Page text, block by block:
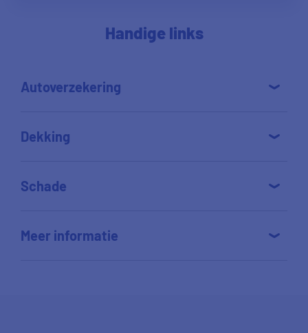
Handige links
Autoverzekering
Dekking
Schade
Meer informatie